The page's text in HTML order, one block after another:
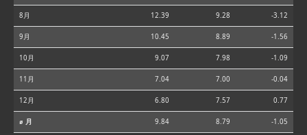
8月 12.39 9.28 -3.12
9月 10.45 8.89 -1.56
10月 9.07 7.98 -1.09
11月 7.04 7.00 -0.04
12月 6.80 7.57 0.77
⌀ 月 9.84 8.79 -1.05